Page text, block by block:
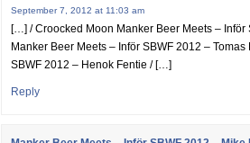
September 7, 2012 at 11:03 am
[…] / Croocked Moon Manker Beer Meets –
Manker Beer Meets – Inför SBWF 2012 –
SBWF 2012 – Henok Fentie / […]
Reply